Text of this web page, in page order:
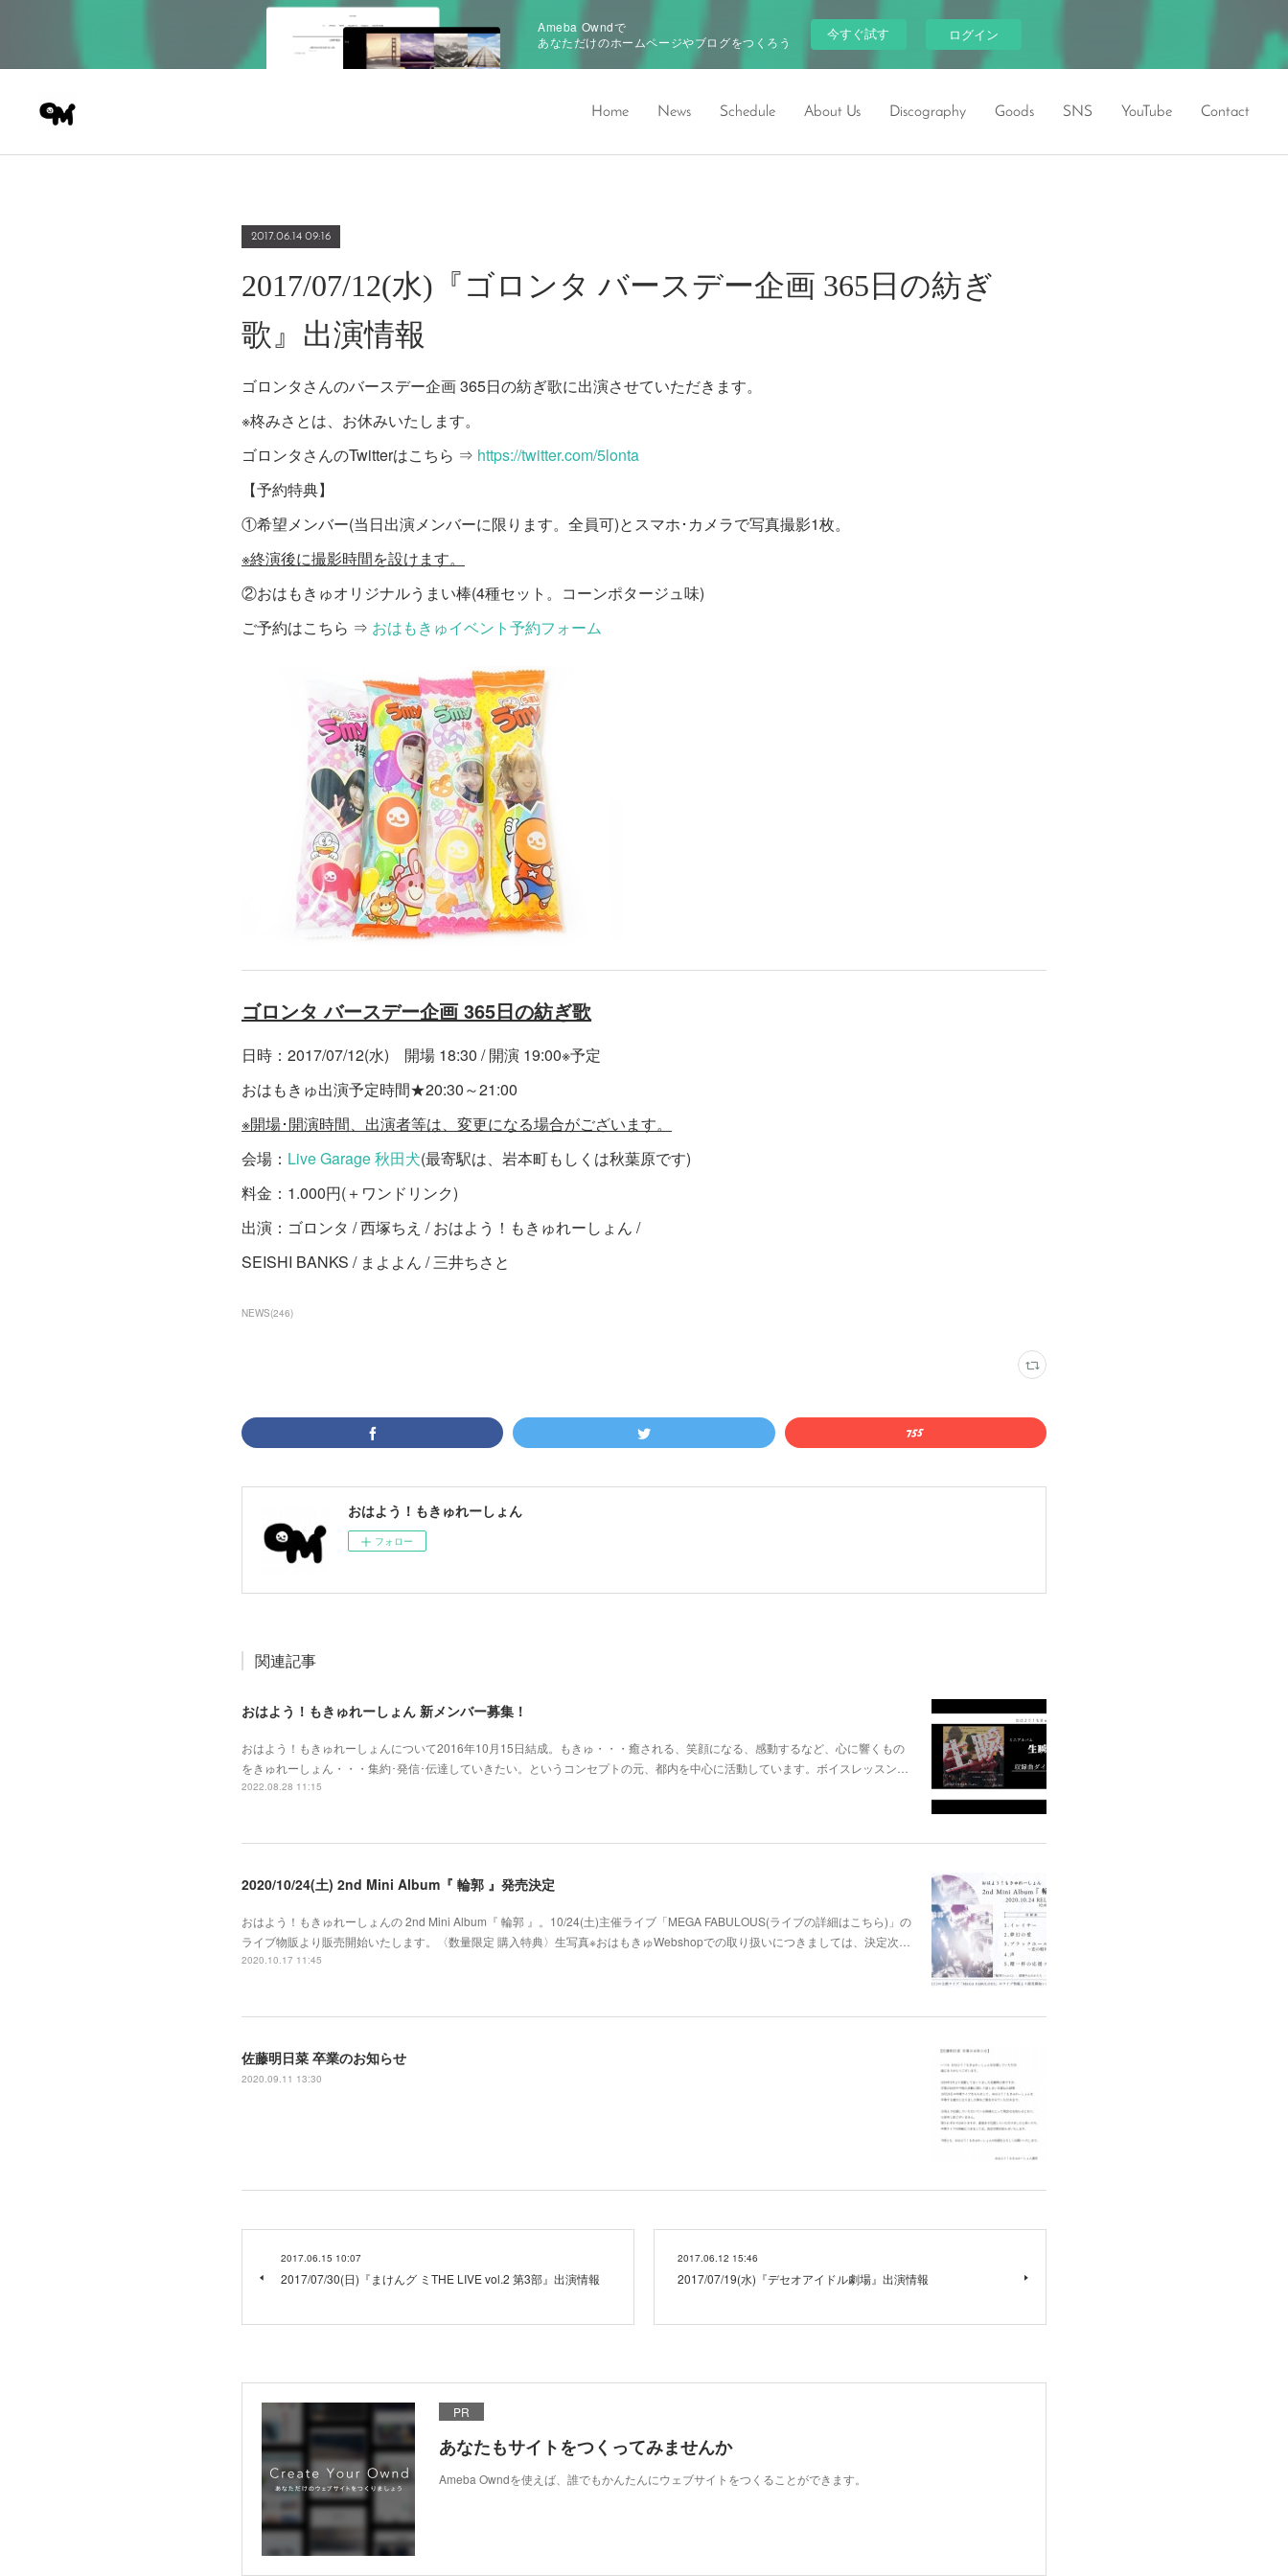
Ameba Owndで
あなただけのホームページやブログをつくろう
今すぐ試す ログイン
Home News Schedule About Us Discography Goods SNS YouTube Contact
2017.06.14 09:16
2017/07/12(水)『ゴロンタ バースデー企画 365日の紡ぎ
歌』出演情報
ゴロンタさんのバースデー企画 365日の紡ぎ歌に出演させていただきます。
※柊みさとは、お休みいたします。
ゴロンタさんのTwitterはこちら ⇒ https://twitter.com/5lonta
【予約特典】
①希望メンバー(当日出演メンバーに限ります。全員可)とスマホ･カメラで写真撮影1枚。
※終演後に撮影時間を設けます。
②おはもきゅオリジナルうまい棒(4種セット。コーンポタージュ味)
ご予約はこちら ⇒ おはもきゅイベント予約フォーム
ゴロンタ バースデー企画 365日の紡ぎ歌
日時：2017/07/12(水) 開場 18:30 / 開演 19:00※予定
おはもきゅ出演予定時間★20:30～21:00
※開場･開演時間、出演者等は、変更になる場合がございます。
会場： Live Garage 秋田犬(最寄駅は、岩本町もしくは秋葉原です)
料金：1.000円(＋ワンドリンク)
出演：ゴロンタ / 西塚ちえ / おはよう！もきゅれーしょん /
SEISHI BANKS / まよよん / 三井ちさと
NEWS(246)
おはよう！もきゅれーしょん
フォロー
関連記事
おはよう！もきゅれーしょん 新メンバー募集！
おはよう！もきゅれーしょんについて2016年10月15日結成。もきゅ・・・癒される、笑顔になる、感動するなど、心に響くもの
をきゅれーしょん・・・集約･発信･伝達していきたい。というコンセプトの元、都内を中心に活動しています。ボイスレッスン…
2022.08.28 11:15
2020/10/24(土) 2nd Mini Album『 輪郭 』発売決定
おはよう！もきゅれーしょんの 2nd Mini Album『 輪郭 』。10/24(土)主催ライブ「MEGA FABULOUS(ライブの詳細はこちら)」の
ライブ物販より販売開始いたします。〈数量限定 購入特典〉生写真※おはもきゅWebshopでの取り扱いにつきましては、決定次…
2020.10.17 11:45
佐藤明日菜 卒業のお知らせ
2020.09.11 13:30
2017.06.15 10:07
2017/07/30(日)『まけんグ ミTHE LIVE vol.2 第3部』出演情報
2017.06.12 15:46
2017/07/19(水)『デセオアイドル劇場』出演情報
PR
あなたもサイトをつくってみませんか
Ameba Owndを使えば、誰でもかんたんにウェブサイトをつくることができます。